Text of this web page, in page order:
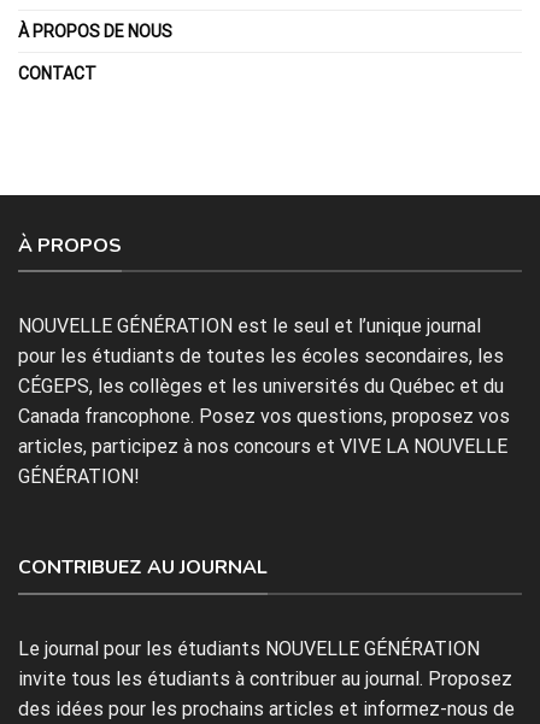
À PROPOS DE NOUS
CONTACT
À PROPOS
NOUVELLE GÉNÉRATION est le seul et l’unique journal
pour les étudiants de toutes les écoles secondaires, les
CÉGEPS, les collèges et les universités du Québec et du
Canada francophone. Posez vos questions, proposez vos
articles, participez à nos concours et VIVE LA NOUVELLE
GÉNÉRATION!
CONTRIBUEZ AU JOURNAL
Le journal pour les étudiants NOUVELLE GÉNÉRATION
invite tous les étudiants à contribuer au journal. Proposez
des idées pour les prochains articles et informez-nous de